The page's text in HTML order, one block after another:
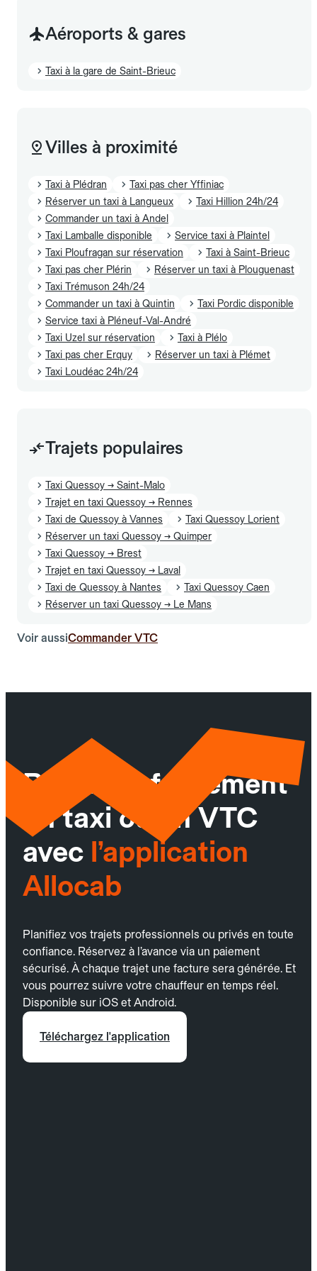
Aéroports & gares
Taxi à la gare de Saint-Brieuc
Villes à proximité
Taxi à Plédran
Taxi pas cher Yffiniac
Réserver un taxi à Langueux
Taxi Hillion 24h/24
Commander un taxi à Andel
Taxi Lamballe disponible
Service taxi à Plaintel
Taxi Ploufragan sur réservation
Taxi à Saint-Brieuc
Taxi pas cher Plérin
Réserver un taxi à Plouguenast
Taxi Trémuson 24h/24
Commander un taxi à Quintin
Taxi Pordic disponible
Service taxi à Pléneuf-Val-André
Taxi Uzel sur réservation
Taxi à Plélo
Taxi pas cher Erquy
Réserver un taxi à Plémet
Taxi Loudéac 24h/24
Trajets populaires
Taxi Quessoy → Saint-Malo
Trajet en taxi Quessoy → Rennes
Taxi de Quessoy à Vannes
Taxi Quessoy Lorient
Réserver un taxi Quessoy → Quimper
Taxi Quessoy → Brest
Trajet en taxi Quessoy → Laval
Taxi de Quessoy à Nantes
Taxi Quessoy Caen
Réserver un taxi Quessoy → Le Mans
Voir aussiCommander VTC
Réservez facilement
un taxi ou un VTC
avec l’application
Allocab
Planifiez vos trajets professionnels ou privés en toute
confiance. Réservez à l’avance via un paiement
sécurisé. À chaque trajet une facture sera générée. Et
vous pourrez suivre votre chauffeur en temps réel.
Disponible sur iOS et Android.
Téléchargez l'application